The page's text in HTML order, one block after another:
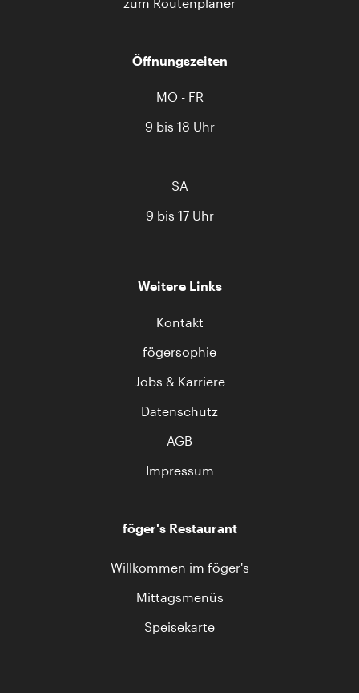
Öffnungszeiten
MO - FR
9 bis 18 Uhr
SA
9 bis 17 Uhr
Weitere Links
Kontakt
fögersophie
Jobs & Karriere
Datenschutz
AGB
Impressum
föger's Restaurant
Willkommen im föger's
Mittagsmenüs
Speisekarte